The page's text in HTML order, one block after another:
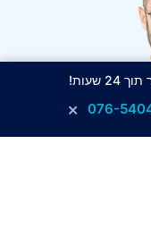
076-
×